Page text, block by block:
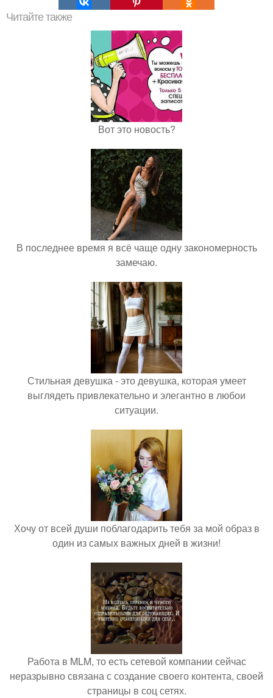
Читайте также
Вот это новость?
В последнее время я всё чаще одну закономерность
замечаю.
Стильная девушка - это девушка, которая умеет
выглядеть привлекательно и элегантно в любои
ситуации.
Хочу от всей души поблагодарить тебя за мой образ в
один из самых важных дней в жизни!
Работа в MLM, то есть сетевой компании сейчас
неразрывно связана с создание своего контента, своей
страницы в соц сетях.